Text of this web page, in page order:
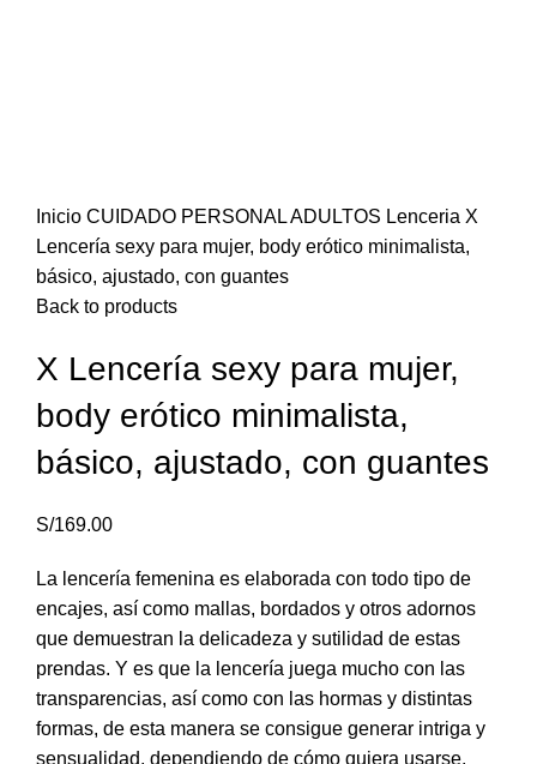
Inicio CUIDADO PERSONALADULTOS Lenceria X
Lencería sexy para mujer, body erótico minimalista,
básico, ajustado, con guantes
Back to products
X Lencería sexy para mujer,
body erótico minimalista,
básico, ajustado, con guantes
S/169.00
La lencería femenina es elaborada con todo tipo de
encajes, así como mallas, bordados y otros adornos
que demuestran la delicadeza y sutilidad de estas
prendas. Y es que la lencería juega mucho con las
transparencias, así como con las hormas y distintas
formas, de esta manera se consigue generar intriga y
sensualidad, dependiendo de cómo quiera usarse.